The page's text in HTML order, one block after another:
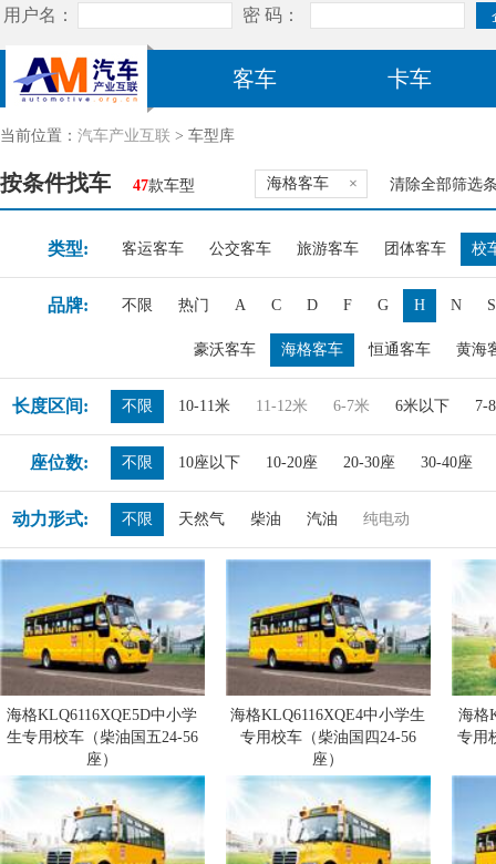
客车 卡车
当前位置： 汽车产业互联 > 车型库
按条件找车 47款车型 海格客车 × 清除全部筛选
类型: 客运客车 公交客车 旅游客车 团体客车 校
品牌: 不限 热门 A C D F G H N S
豪沃客车 海格客车 恒通客车 黄海
长度区间: 不限 10-11米 11-12米 6-7米 6米以下 7-
座位数: 不限 10座以下 10-20座 20-30座 30-40座
动力形式: 不限 天然气 柴油 汽油 纯电动
海格KLQ6116XQE5D中小学
生专用校车（柴油国五24-56
座）
海格KLQ6116XQE4中小学生
专用校车（柴油国四24-56
座）
海格
专用